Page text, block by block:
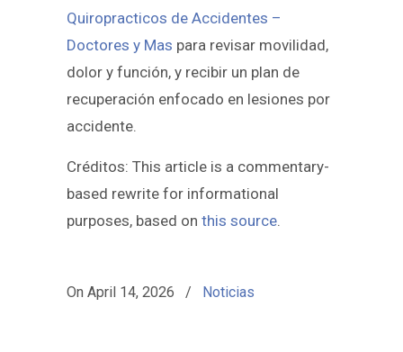
Quiropracticos de Accidentes –
Doctores y Mas para revisar movilidad,
dolor y función, y recibir un plan de
recuperación enfocado en lesiones por
accidente.
Créditos: This article is a commentary-
based rewrite for informational
purposes, based on this source.
On April 14, 2026 / Noticias